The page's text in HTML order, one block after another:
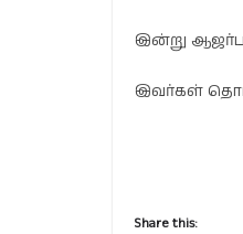
இன்று
இவர்கள்
Share this: